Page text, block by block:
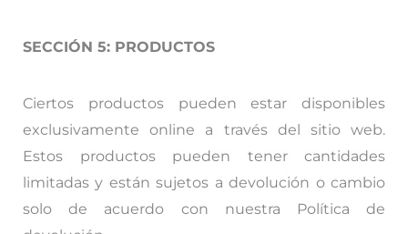
SECCIÓN 5: PRODUCTOS
Ciertos productos pueden estar disponibles
exclusivamente online a través del sitio web.
Estos productos pueden tener cantidades
limitadas y están sujetos a devolución o cambio
solo de acuerdo con nuestra Política de